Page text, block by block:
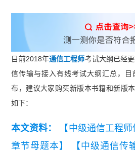
目前2018年通信工程师考试大纲已经
信传输与接入有线考试大纲汇总，
布，建议大家购买新版本书籍和新版
如下：
本文资料：
【中级通信工程
章节母题本】
【中级通信传